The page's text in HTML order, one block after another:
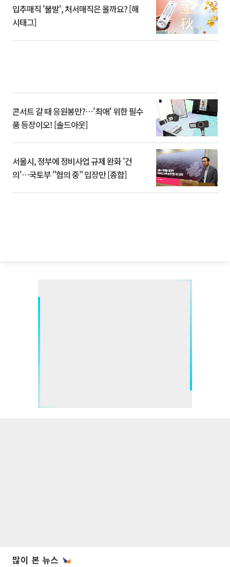
입추매직 '불발', 처서매직은 올까요? [해
시태그]
콘서트 갈 때 응원봉만?⋯'최애' 위한 필수
품 등장이오! [솔드아웃]
서울시, 정부에 정비사업 규제 완화 '건
의'⋯국토부 "협의 중" 입장만 [종합]
많이 본 뉴스